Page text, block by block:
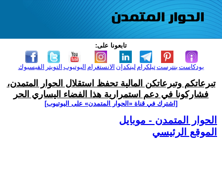
تابعونا على:
الفيسبوك التويتر اليوتيوب الانستغرام لينكدإن تيلكرامبنترست بودكاست
تبرعاتكم وتبرعاتكن المالية تحفظ استقلال الحوار المتمدن،
فشاركونا في دعم استمرارية هذا الفضاء اليساري الحر
[اشترك في قناة ‫«الحوار المتمدن» على اليوتيوب]
الحوار المتمدن - موبايل
الموقع الرئيسي